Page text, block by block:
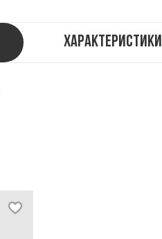
Характеристики